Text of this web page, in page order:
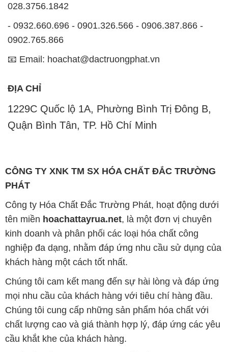
028.3756.1842
- 0932.660.696 - 0901.326.566 - 0906.387.866 -
0902.765.866
📧 Email: hoachat@dactruongphat.vn
ĐỊA CHỈ
1229C Quốc lộ 1A, Phường Bình Trị Đông B,
Quận Bình Tân, TP. Hồ Chí Minh
CÔNG TY XNK TM SX HÓA CHẤT ĐẮC TRƯỜNG
PHÁT
Công ty Hóa Chất Đắc Trường Phát, hoạt động dưới
tên miền hoachattayrua.net, là một đơn vị chuyên
kinh doanh và phân phối các loại hóa chất công
nghiệp đa dạng, nhằm đáp ứng nhu cầu sử dụng của
khách hàng một cách tốt nhất.
Chúng tôi cam kết mang đến sự hài lòng và đáp ứng
mọi nhu cầu của khách hàng với tiêu chí hàng đầu.
Chúng tôi cung cấp những sản phẩm hóa chất với
chất lượng cao và giá thành hợp lý, đáp ứng các yêu
cầu khắt khe của khách hàng.